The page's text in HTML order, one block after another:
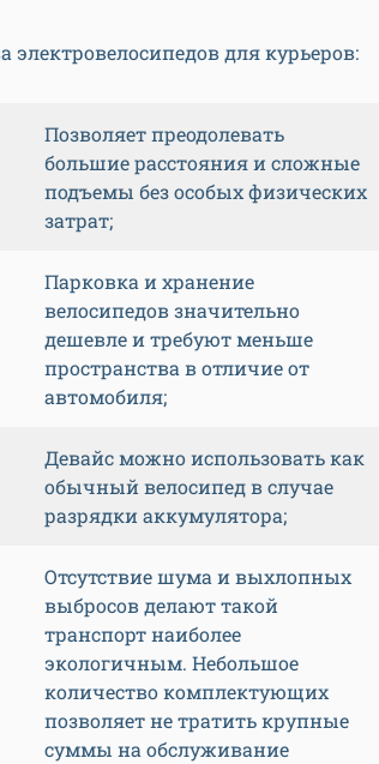
для курьеров:
Позволяет преодолевать
большие расстояния и сложные
подъемы без особых физических
затрат;
Парковка и хранение
велосипедов значительно
дешевле и требуют меньше
пространства в отличие от
автомобиля;
Девайс можно использовать как
обычный велосипед в случае
разрядки аккумулятора;
Отсутствие шума и выхлопных
выбросов делают такой
транспорт наиболее
экологичным. Небольшое
количество комплектующих
позволяет не тратить крупные
суммы на обслуживание